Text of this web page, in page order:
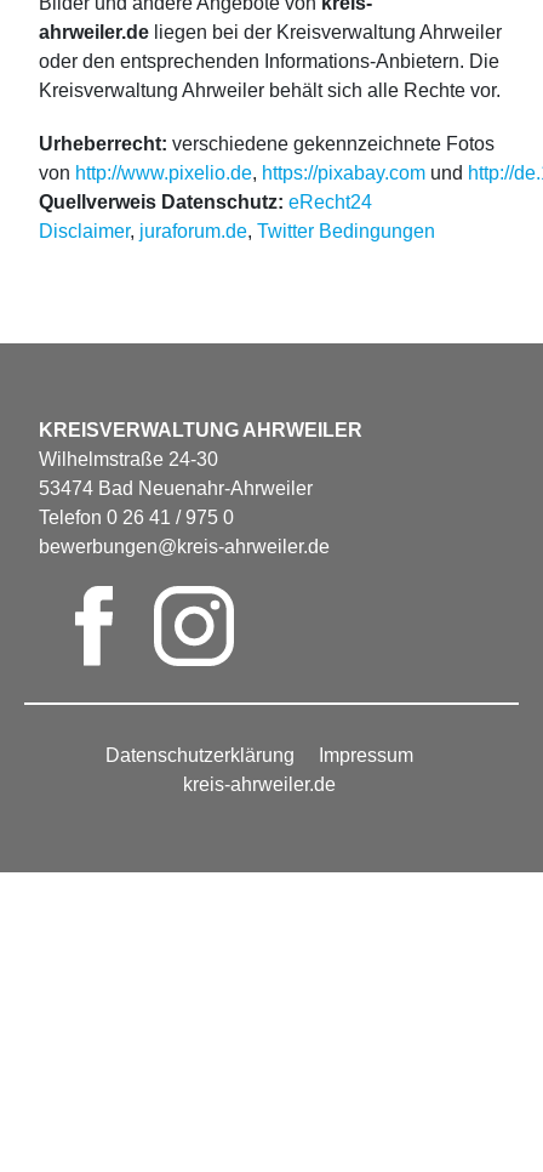
ahrweiler.de liegen bei der Kreisverwaltung Ahrweiler
oder den entsprechenden Informations-Anbietern. Die
Kreisverwaltung Ahrweiler behält sich alle Rechte vor.
Urheberrecht: verschiedene gekennzeichnete Fotos
von http://www.pixelio.de, https://pixabay.com und http://
Quellverweis Datenschutz: eRecht24
Disclaimer, juraforum.de, Twitter Bedingungen
KREISVERWALTUNG AHRWEILER
Wilhelmstraße 24-30
53474 Bad Neuenahr-Ahrweiler
Telefon 0 26 41 / 975 0
bewerbungen@kreis-ahrweiler.de
Datenschutzerklärung
Impressum
kreis-ahrweiler.de